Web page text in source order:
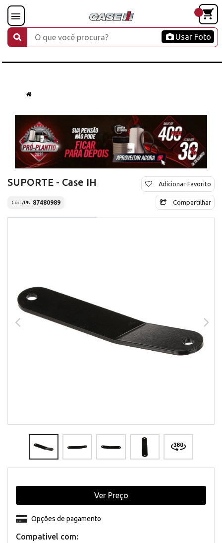
Usar Foto
SUPORTE - Case IH
Cód./PN 87480989
Adicionar Favorito
Compartilhar
Compativel com:
Opções de pagamento
Ver Preço